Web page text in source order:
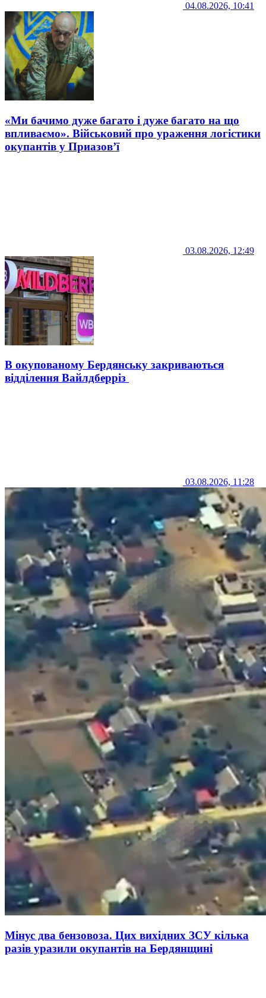
04.08.2026, 10:41
«Ми бачимо дуже багато і дуже багато на що
впливаємо». Військовий про ураження логістики
окупантів у Приазов’ї
03.08.2026, 12:49
В окупованому Бердянську закриваються
відділення Вайлдберріз
03.08.2026, 11:28
Мінус два бензовоза. Цих вихідних ЗСУ кілька
разів уразили окупантів на Бердянщині